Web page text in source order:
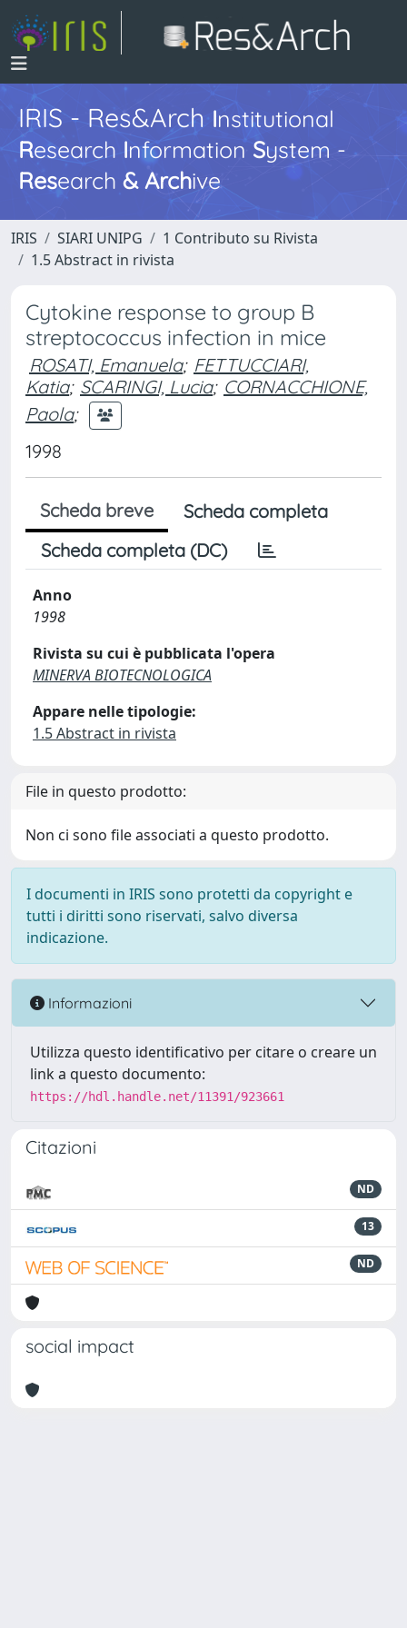
IRIS - Res&ArchInstitutional
Research InformationSystem -
Research & Archive
IRIS SIARI UNIPG
1 Contributo su Rivista
1.5 Abstract in rivista
Cytokine response to group B
streptococcus infection in mice
ROSATI, Emanuela; FETTUCCIARI,
Katia; SCARINGI, Lucia; CORNACCHIONE,
Paola;
1998
Scheda breve
Scheda completa
Scheda completa (DC)
Anno
1998
Rivista su cui è pubblicata l'opera
MINERVA BIOTECNOLOGICA
Appare nelle tipologie:
1.5 Abstract in rivista
File in questo prodotto:
Non ci sono file associati a questo prodotto.
I documenti in IRIS sono protetti da copyright e
tutti i diritti sono riservati, salvo diversa
indicazione.
Informazioni
Utilizza questo identificativo per citare o creare un
link a questo documento:
https://hdl.handle.net/11391/923661
Citazioni
ND
13
ND
social impact